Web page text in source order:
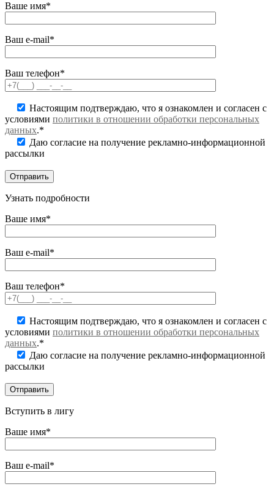
Ваше имя*
Ваш e-mail*
Ваш телефон*
Настоящим подтверждаю, что я ознакомлен и согласен с
условиями политики в отношении обработки персональных
данных.*
Даю согласие на получение рекламно-информационной
рассылки
Узнать подробности
Ваше имя*
Ваш e-mail*
Ваш телефон*
Настоящим подтверждаю, что я ознакомлен и согласен с
условиями политики в отношении обработки персональных
данных.*
Даю согласие на получение рекламно-информационной
рассылки
Вступить в лигу
Ваше имя*
Ваш e-mail*